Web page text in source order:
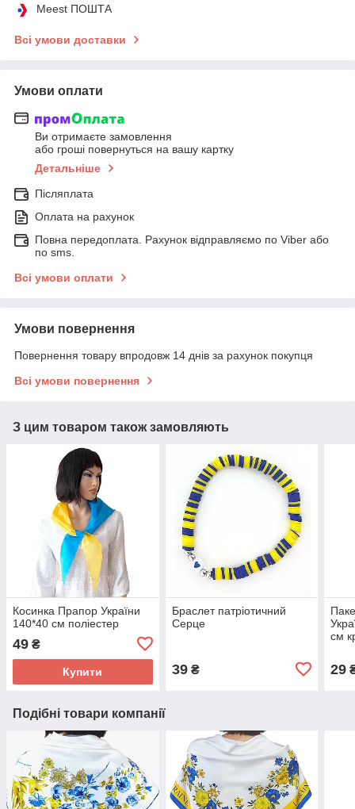
Meest ПОШТА
Всі умови доставки
Умови оплати
Ви отримаєте замовлення
або гроші повернуться на вашу картку
Детальніше
Післяплата
Оплата на рахунок
Повна передоплата. Рахунок відправляємо по Viber або
по sms.
Всі умови оплати
Умови повернення
Повернення товару впродовж 14 днів за рахунок покупця
Всі умови повернення
З цим товаром також замовляють
Косинка Прапор України
140*40 см поліестер
49 ₴
Купити
Браслет патріотичний
Серце
39₴
см
29
Подібні товари компанії